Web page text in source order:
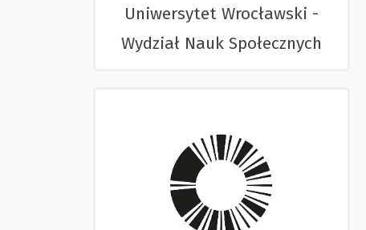
Uniwersytet Wrocławski -
Wydział Nauk Społecznych